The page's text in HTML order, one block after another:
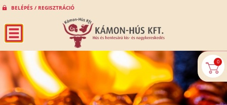
BELÉPÉS / REGISZTRÁCIÓ
0